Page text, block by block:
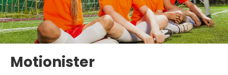
Motionister